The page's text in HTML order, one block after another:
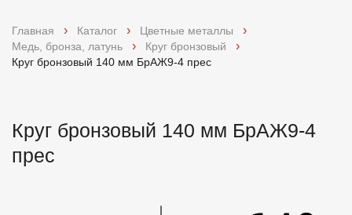
Услуги
Доставка и оплата
Главная Каталог
Цветные металлы
Медь, бронза, латунь
Круг бронзовый
Круг бронзовый 140 мм БрАЖ9-4 прес
Круг бронзовый 140 мм БрАЖ9-4
прес